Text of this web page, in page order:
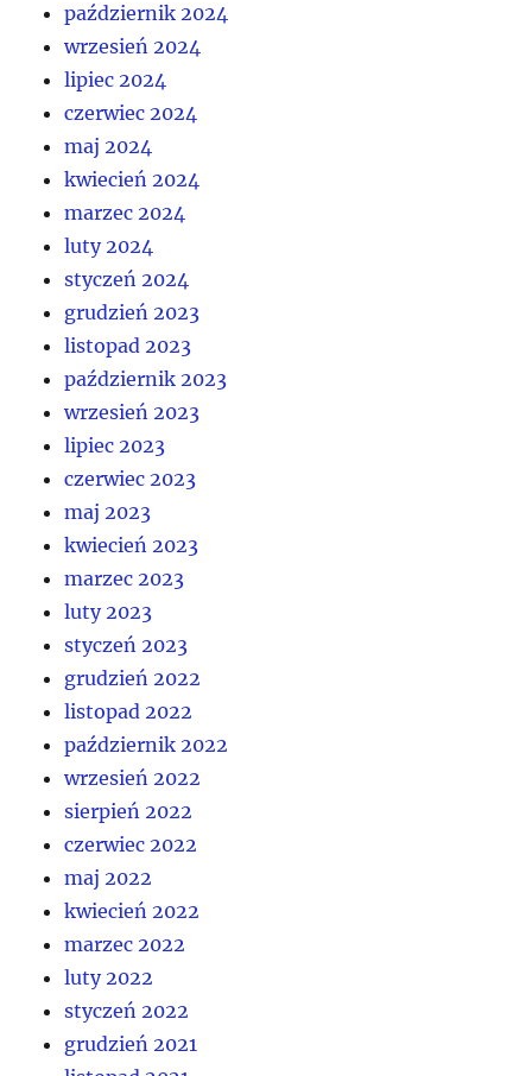
październik 2024
wrzesień 2024
lipiec 2024
czerwiec 2024
maj 2024
kwiecień 2024
marzec 2024
luty 2024
styczeń 2024
grudzień 2023
listopad 2023
październik 2023
wrzesień 2023
lipiec 2023
czerwiec 2023
maj 2023
kwiecień 2023
marzec 2023
luty 2023
styczeń 2023
grudzień 2022
listopad 2022
październik 2022
wrzesień 2022
sierpień 2022
czerwiec 2022
maj 2022
kwiecień 2022
marzec 2022
luty 2022
styczeń 2022
grudzień 2021